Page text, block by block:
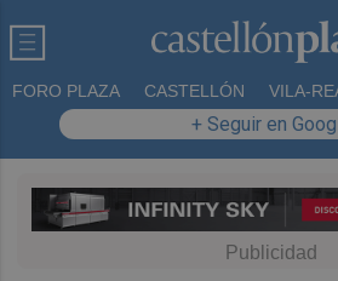
FORO PLAZA CASTELLÓN VILA-
+ Seguir en